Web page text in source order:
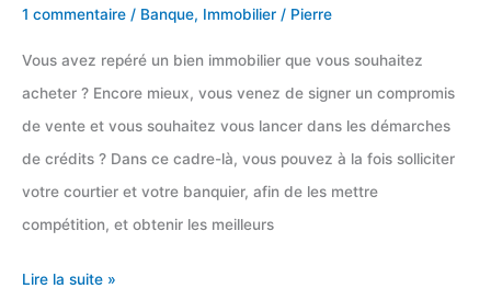
1 commentaire / Banque, Immobilier / Pierre
Vous avez repéré un bien immobilier que vous souhaitez
acheter ? Encore mieux, vous venez de signer un compromis
de vente et vous souhaitez vous lancer dans les démarches
de crédits ? Dans ce cadre-là, vous pouvez à la fois solliciter
votre courtier et votre banquier, afin de les mettre
compétition, et obtenir les meilleurs
La
Lire la suite »